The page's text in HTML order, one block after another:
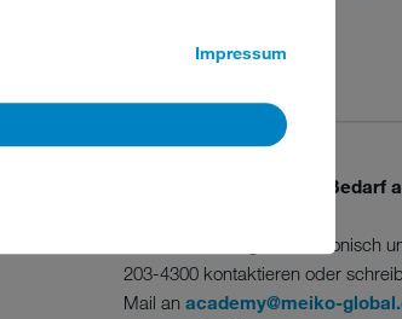
Impressum
Neu registrieren
Sie haben Fragen oder Bedarf
Sie können uns gerne telefonisch
203-4300 kontaktieren oder
Mail an academy@meiko-